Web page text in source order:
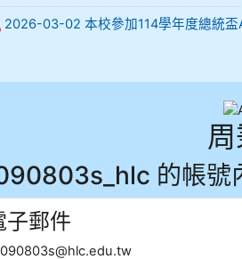
昇和
晏寧
彭主豪
2026-03-02 本校參加114學年度總統
的帳號
子郵件